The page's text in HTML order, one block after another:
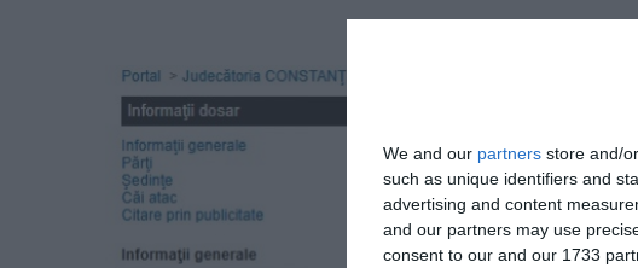
We and our partners store and/
such as unique identifiers and
advertising and content
and our partners may use
consent to our and our 1733